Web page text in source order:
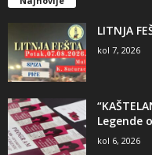
LITNJA
kol 7, 2026
Legende
kol 6, 2026